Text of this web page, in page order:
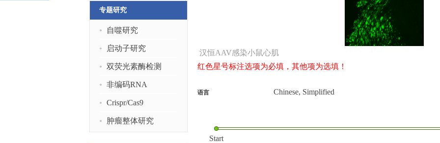
专题研究
自噬研究
启动子研究
双荧光素酶检测
非编码RNA
Crispr/Cas9
肿瘤整体研究
汉恒AAV感染小鼠心肌
红色星号标注选项为必填，其他项为选填！
语言 Chinese, Simplified
Start